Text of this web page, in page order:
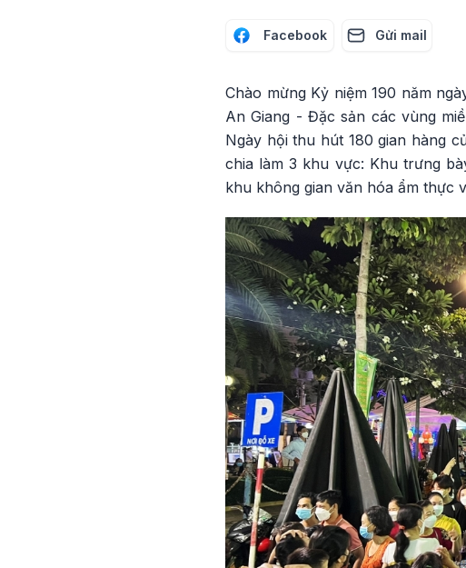
Facebook Gửi mail
Chào mừng Kỷ niệm 190 năm
An Giang - Đặc sản các vùng
Ngày hội thu hút 180 gian hàng
chia làm 3 khu vực: Khu trưng
khu không gian văn hóa ẩm thực